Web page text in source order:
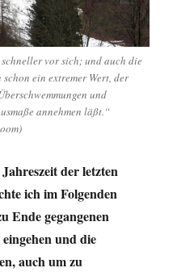
vor sich; und auch die
ein extremer Wert, der
und
annehmen läßt.“
der letzten
ich im Folgenden
Ende gegangenen
und die
auch um zu